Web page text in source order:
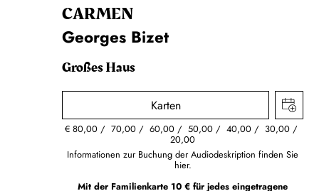
CARMEN
Georges Bizet
Großes Haus
Karten
€80,00 70,00 60,00 50,00 40,00 30,00
20,00
Informationen zur Buchung der Audiodeskription finden Sie
hier.
Mit der Familienkarte 10 € für jedes eingetragene